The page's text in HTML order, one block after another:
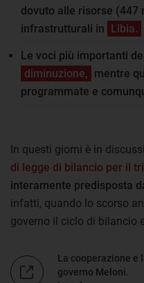
dovuto alle risorse
infrastrutturali in Libia.
Le voci più importanti
diminuzione, mentre
programmate e
In questi giorni è in
di legge di bilancio per il
interamente predisposta
infatti, quando lo scorso
governo il ciclo di bilancio
La cooperazione e
governo Meloni.